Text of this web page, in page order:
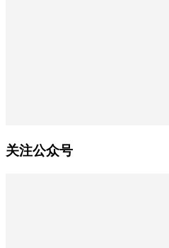
关注公众号